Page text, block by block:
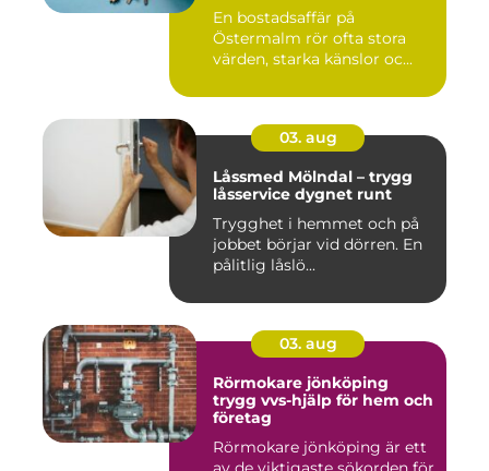
En bostadsaffär på
Östermalm rör ofta stora
värden, starka känslor oc...
03. aug
Låssmed Mölndal – trygg
låsservice dygnet runt
Trygghet i hemmet och på
jobbet börjar vid dörren. En
pålitlig låslö...
03. aug
Rörmokare jönköping
trygg vvs-hjälp för hem och
företag
Rörmokare jönköping är ett